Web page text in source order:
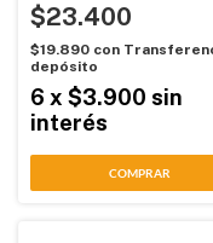
$23.400
$19.890 con
depósito
6 x $3.900 sin
interés
COMPRAR